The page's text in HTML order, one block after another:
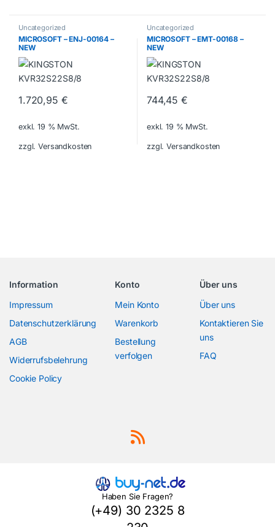
Uncategorized
MICROSOFT – ENJ-00164 –
NEW
1.720,95 €
exkl. 19 % MwSt.
zzgl. Versandkosten
Uncategorized
MICROSOFT – EMT-00168 –
NEW
744,45€
exkl. 19 % MwSt.
zzgl. Versandkosten
Information
Impressum
Datenschutzerklärung
AGB
Widerrufsbelehrung
Cookie Policy
Konto
Mein Konto
Warenkorb
Bestellung
verfolgen
Über uns
Über uns
Kontaktieren Sie
uns
FAQ
Haben Sie Fragen?
(+49) 30 2325 8